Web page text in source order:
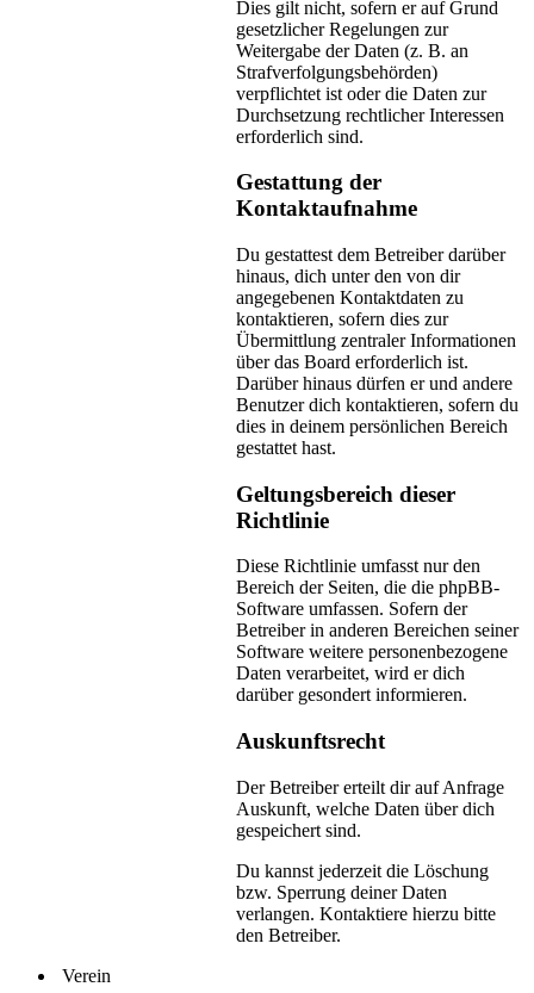
Dies gilt nicht, sofern er auf Grund
gesetzlicher Regelungen zur
Weitergabe der Daten (z. B. an
Strafverfolgungsbehörden)
verpflichtet ist oder die Daten zur
Durchsetzung rechtlicher Interessen
erforderlich sind.
Gestattung der
Kontaktaufnahme
Du gestattest dem Betreiber darüber
hinaus, dich unter den von dir
angegebenen Kontaktdaten zu
kontaktieren, sofern dies zur
Übermittlung zentraler Informationen
über das Board erforderlich ist.
Darüber hinaus dürfen er und andere
Benutzer dich kontaktieren, sofern du
dies in deinem persönlichen Bereich
gestattet hast.
Geltungsbereich dieser
Richtlinie
Diese Richtlinie umfasst nur den
Bereich der Seiten, die die phpBB-
Software umfassen. Sofern der
Betreiber in anderen Bereichen seiner
Software weitere personenbezogene
Daten verarbeitet, wird er dich
darüber gesondert informieren.
Auskunftsrecht
Der Betreiber erteilt dir auf Anfrage
Auskunft, welche Daten über dich
gespeichert sind.
Du kannst jederzeit die Löschung
bzw. Sperrung deiner Daten
verlangen. Kontaktiere hierzu bitte
den Betreiber.
Verein